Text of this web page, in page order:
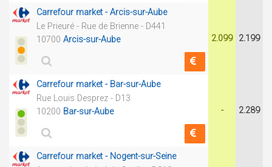
Carrefour market - Arcis-sur-Aube
Le Prieuré - Rue de Brienne - D441
10700 Arcis-sur-Aube 2.099 2.199
Carrefour market - Bar-sur-Aube
Rue Louis Desprez - D13
10200 Bar-sur-Aube - 2.289
Carrefour market - Nogent-sur-Seine